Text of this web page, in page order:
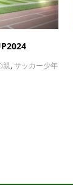
親,サッカー少年